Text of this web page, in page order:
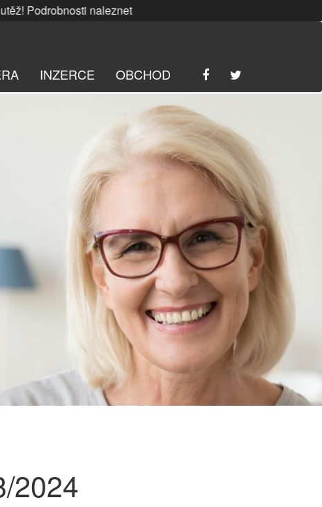
nalezneteZDE. | SRPNOVÁ soutěž! Podrobnosti
INZERCE OBCHOD
2024